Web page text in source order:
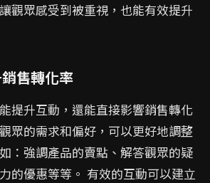
觀眾感受到被重視，也能有效提升
售轉化率
提升互動，還能直接影響銷售轉化
眾的需求和偏好，可以更好地調整
：強調產品的賣點、解答觀眾的疑
的優惠等等。 有效的互動可以建立